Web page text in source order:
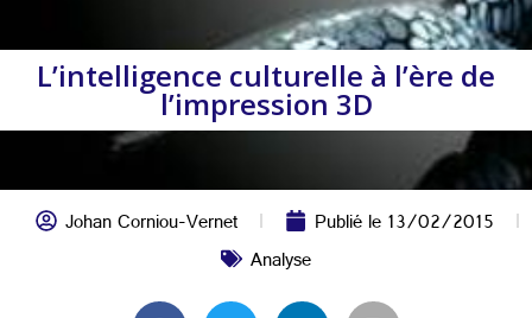
L’intelligence culturelle à l’ère de
l’impression 3D
Johan Corniou-Vernet Publié le13/02/2015
Analyse